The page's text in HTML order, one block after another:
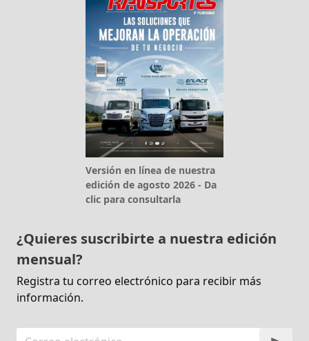
Versión en línea de nuestra
edición de agosto 2026 - Da
clic para consultarla
¿Quieres suscribirte a nuestra edición
mensual?
Registra tu correo electrónico para recibir más
información.